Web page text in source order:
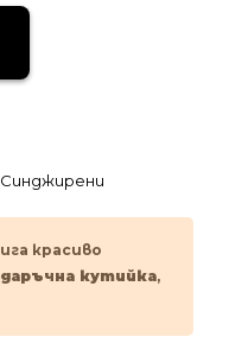
Синджирени
красиво
кутийка,